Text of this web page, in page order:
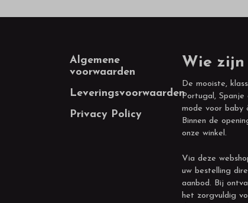
Footer
Algemene
voorwaarden
Leveringsvoorwaarden
Privacy Policy
Wie zijn
De mooiste,
Portugal,
mode voor baby
Binnen de
onze winkel.
Via deze
uw bestelling
aanbod. Bij
het zorgvuldig